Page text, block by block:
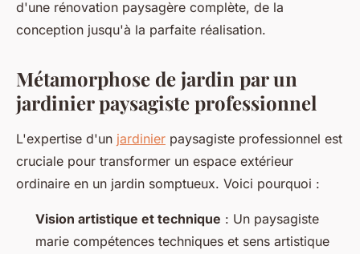
d'une rénovation paysagère complète, de la
conception jusqu'à la parfaite réalisation.
Métamorphose de jardin par un
jardinier paysagiste professionnel
L'expertise d'un jardinier paysagiste professionnel est
cruciale pour transformer un espace extérieur
ordinaire en un jardin somptueux. Voici pourquoi :
Vision artistique et technique : Un paysagiste
marie compétences techniques et sens artistique